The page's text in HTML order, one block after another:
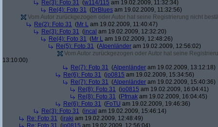
Re(3): Foto 31 (w114/115 am 19.02.2009, 11:32:34)
Re(4): Foto 31 (DrBlues am 19.02.2009, 11:32:56)
Vom Autor zurückgezogen oder Autor hat seine Registrierung nicht
Re(2): Foto 31 (Mr L am 19.02.2009, 11:40:47)
Re(3): Foto 31 (incal am 19.02.2009, 12:32:20)
Re(4): Foto 31 (Mr L am 19.02.2009, 12:48:26)
Re(5): Foto 31 (Alpenländer am 19.02.2009, 12:56:02)
Vom Autor zurückgezogen oder Autor hat seine
13:10:00)
Re(7): Foto 31 (Alpenländer am 19.02.2009, 13:12:18)
Re(6): Foto 31 (jo0815 am 19.02.2009, 15:34:56)
Re(7): Foto 31 (Alpenländer am 19.02.2009, 15:40:36)
Re(8): Foto 31 (jo0815 am 19.02.2009, 16:04:41)
Re(8): Foto 31 (Pfrnak am 19.02.2009, 16:04:45)
Re(6): Foto 31 (FoTU am 19.02.2009, 19:46:36)
Re(3): Foto 31 (incal am 19.02.2009, 15:46:14)
Re: Foto 31 (iraki am 19.02.2009, 12:48:49)
Re: Foto 31 (jo0815 am 19.02.2009, 12:56:04)